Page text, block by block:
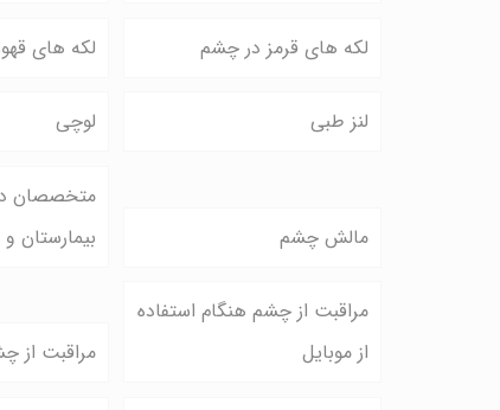
لکه های قرمز در چشم لکه های
لنز طبی لوچی
مالش چشم
متخصصان
بیمارستان
مراقبت از چشم هنگام استفاده
از موبایل
مراقبت از